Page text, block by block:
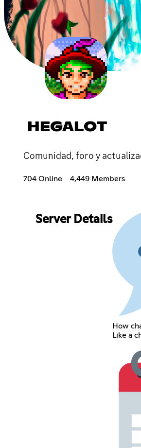
HEGALOT
Comunidad, foro y
704 Online 4,449 Members
Server Details
How
Like a